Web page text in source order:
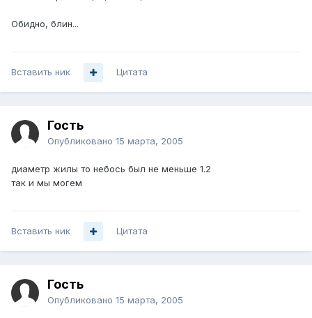
Обидно, блин...
Вставить ник Цитата
Гость
Опубликовано 15 марта, 2005
диаметр жилы то небось был не меньше 1.2
так и мы могем
Вставить ник Цитата
Гость
Опубликовано 15 марта, 2005